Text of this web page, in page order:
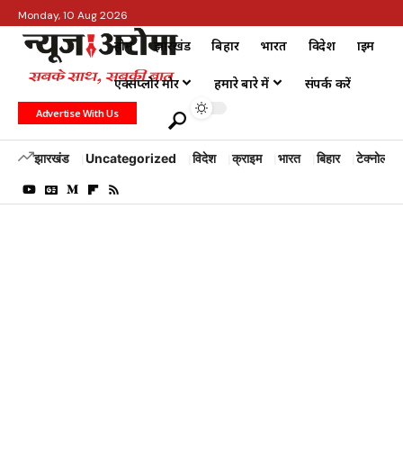
Monday, 10 Aug 2026
होम झारखंड बिहार भारत विदेश क्राइम
एक्सप्लोर मोर हमारे बारे में संपर्क करें
Advertise With Us
झारखंड Uncategorized विदेश क्राइम भारत बिहार टेक्नोलॉजी